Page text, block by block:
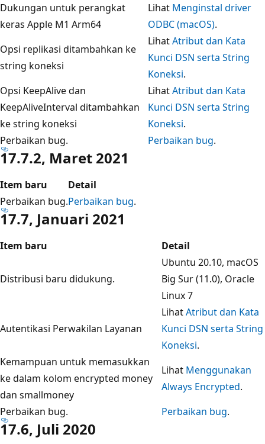
Dukungan untuk perangkat
keras Apple M1 Arm64
Lihat Menginstal driver
ODBC (macOS).
Opsi replikasi ditambahkan ke
string koneksi
LihatAtribut dan Kata
Kunci DSN serta String
Koneksi.
Opsi KeepAlive dan
KeepAliveInterval ditambahkan
ke string koneksi
LihatAtribut dan Kata
Kunci DSN serta String
Koneksi.
Perbaikan bug.
Perbaikan bug.
17.7.2, Maret 2021
Item baru
Detail
Perbaikan bug.Perbaikan bug.
17.7, Januari 2021
Item baru Detail
Distribusi baru didukung.
Ubuntu 20.10, macOS
Big Sur (11.0), Oracle
Linux 7
Autentikasi Perwakilan Layanan
LihatAtribut dan Kata
Kunci DSN serta String
Koneksi.
Kemampuan untuk memasukkan
ke dalam kolom encrypted money
dan smallmoney
Lihat Menggunakan
Always Encrypted.
Perbaikan bug.
Perbaikan bug.
17.6, Juli 2020